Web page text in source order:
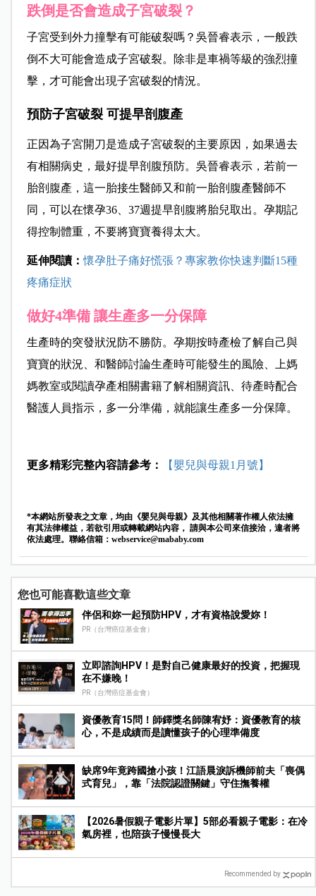
跌倒是否會造成子宮破裂？
子宮受到外力撞擊有可能破裂嗎？ 吳晉睿表示，一般跌
倒不大可能會造成子宮破裂。除非是車禍等級的強烈撞
擊，才可能會出現子宮破裂的情況。
預防子宮破裂 可提早剖腹產
正因為子宮開刀是造成子宮破裂的主要原因，如果過去
有相關病史，最好提早剖腹預防。 吳晉睿表示，若前一
胎剖腹產，這一胎接生醫師又和前一胎剖腹產醫師不
同，可以在懷孕36、37週提早剖腹將胎兒取出。孕期記
得控制體重，不要將寶寶養得太大。
延伸閱讀：懷孕肚子痛好慌張？專家教你快速判斷15種
疼痛症狀
做好4準備 讓生產多一分保障
生產時的突發狀況防不勝防。孕期按時產檢了解自己與
寶寶的狀況、和醫師討論生產時可能發生的風險、上媽
媽教室或閱讀孕產相關書籍了解相關資訊、待產時配合
醫護人員指示，多一分準備，就能讓生產多一分保障。
更多精彩完整內容請參考： 【嬰兒與母親1月號】
*本網站所發表之文章，均由《嬰兒與母親》及其他相關著作權人依法擁
有其法律權益，若欲引用或轉載網站內容， 請與本公司來信接洽，違者將
依法處理。聯絡信箱： webservice@mababy.com
您也可能喜歡這些文章
伴侶和妳一起預防HPV，才有資格說愛妳！
PR（台灣癌症基金會）
立即諮詢HPV！是對自己健康最好的投資，把握現
在不嫌晚！
PR（台灣癌症基金會）
資優教育15問！師鐸獎名師陳宥妤：資優教育的核
心，不是成績而是讀懂孩子的心理準備度
缺席9年竟跨國搶小孩！江語晨淚訴機師前夫「喪偶
式育兒」，靠「法院認證關鍵」守住撫養權
【2026暑假親子電影片單】5部必看親子電影：在冷
氣房裡，也陪孩子慢慢長大
Recommended by